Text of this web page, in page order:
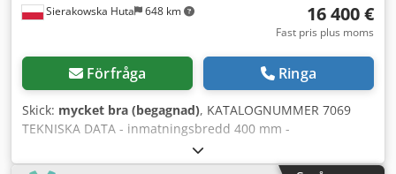
Sierakowska Huta 648 km 16 400 €
Fast pris plus moms
Förfråga Ringa
Skick: mycket bra (begagnad), KATALOGNUMMER 7069
TEKNISKA DATA - inmatningsbredd 400 mm -
inmatningshöjd 150 mm - axelbredd 450 mm -
axeldiameter 550 mm - antal knivar 2 st - 3 stycken